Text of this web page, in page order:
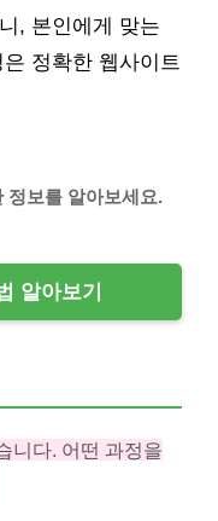
, 본인에게 맞는
정확한 웹사이트
정보를 알아보세요.
알아보기
니다. 어떤 과정을